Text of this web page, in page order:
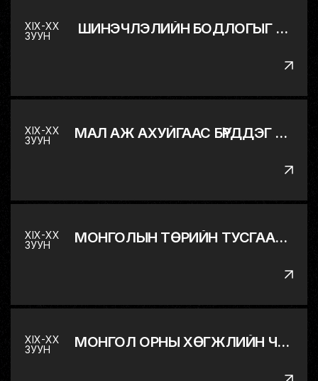
XIX-XX
ЗУУН
ШИНЭЧЛЭЛИЙН БОДЛОГЫГ ЭХЛҮҮЛЭВ
XIX-XX
ЗУУН
МАЛ АЖ АХУЙГААС БҮРДДЭГ МОНГОЛ ОРНЫ ЭДИЙН ЗАСГИЙГ ОЛОН САЛБАРТ ШИЛЖҮҮЛЭВ
XIX-XX
ЗУУН
МОНГОЛЫН ТӨРИЙН ТУСГААР ТОГТНОЛ, БҮРЭН ЭРХТ БАЙДЛЫГ СЭРГЭЭН БАТАТГАВ
XIX-XX
ЗУУН
МОНГОЛ ОРНЫ ХӨГЖЛИЙН ЧИГ БАРИМЖАА